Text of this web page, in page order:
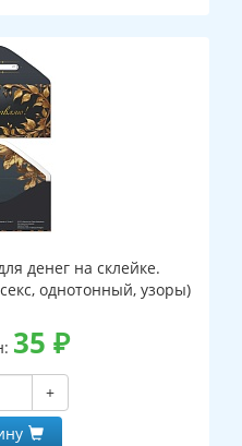
денег на склейке.
однотонный, узоры)
35 ₽
+